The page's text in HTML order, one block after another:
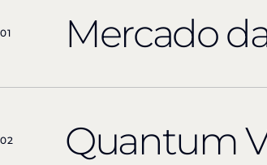
01 Mercado
02 Quantum